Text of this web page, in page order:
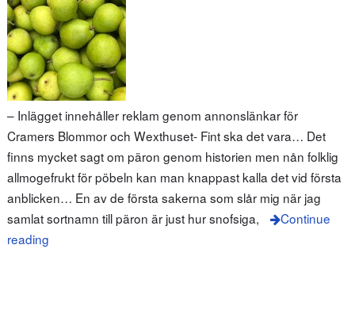
– Inlägget innehåller reklam genom annonslänkar för
Cramers Blommor och Wexthuset- Fint ska det vara… Det
finns mycket sagt om päron genom historien men nån folklig
allmogefrukt för pöbeln kan man knappast kalla det vid första
anblicken… En av de första sakerna som slår mig när jag
samlat sortnamn till päron är just hur snofsiga,
Continue
reading